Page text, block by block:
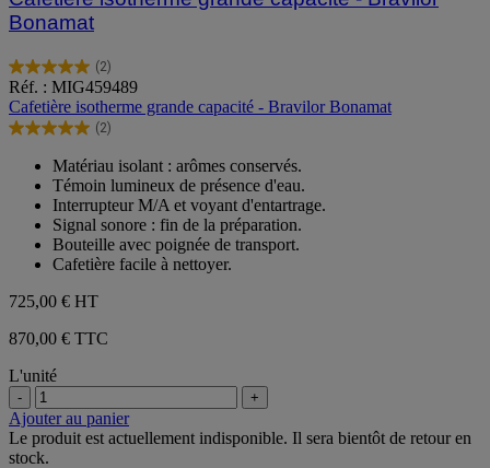
Bonamat
(2)
5.0
sur
5
étoiles.
avis
Réf. : MIG459489
Cafetière isotherme grande capacité - Bravilor Bonamat
(2)
5.0
étoiles.
avis
Matériau isolant : arômes conservés.
Témoin lumineux de présence d'eau.
Interrupteur M/A et voyant d'entartrage.
Signal sonore : fin de la préparation.
Bouteille avec poignée de transport.
Cafetière facile à nettoyer.
725,00 € HT
870,00 € TTC
L'unité
- +
Ajouter au panier
Le produit est actuellement indisponible. Il sera bientôt de retour en
stock.